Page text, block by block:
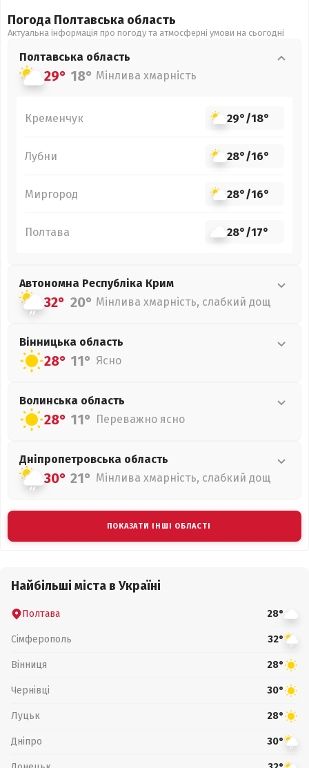
Погода Полтавська область
Актуальна інформація про погоду та атмосферні умови на сьогодні
Полтавська область
29° 18° Мінлива хмарність
Кременчук 29°/18°
Лубни 28°/16°
Миргород 28°/16°
Полтава 28°/17°
Автономна Республіка Крим
32° 20° Мінлива хмарність, слабкий дощ
Вінницька область
28° 11° Ясно
Волинська область
28° 11° Переважно ясно
Дніпропетровська область
30° 21° Мінлива хмарність, слабкий дощ
ПОКАЗАТИ ІНШІ ОБЛАСТІ
Найбільші міста в Україні
Полтава 28°
Сімферополь 32°
Вінниця 28°
Чернівці 30°
Луцьк 28°
Дніпро 30°